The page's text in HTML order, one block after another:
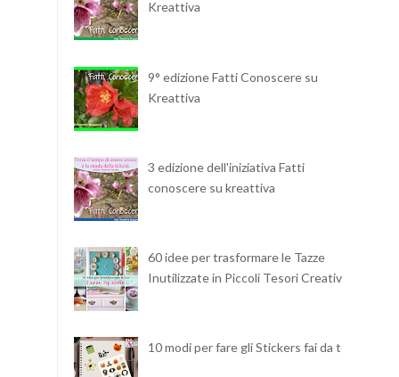
Kreattiva
9° edizione Fatti Conoscere su
Kreattiva
3 edizione dell'iniziativa Fatti
conoscere su kreattiva
60 idee per trasformare le Tazze
Inutilizzate in Piccoli Tesori Creativi
10 modi per fare gli Stickers fai da te